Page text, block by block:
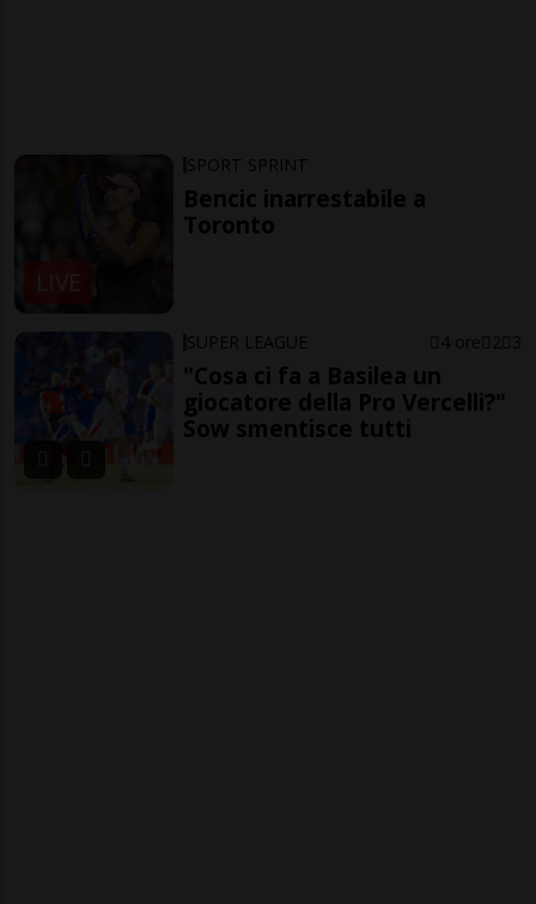
LIVE
SPORT SPRINT
Bencic inarrestabile a
Toronto
SUPER LEAGUE 4 ore 2 3
"Cosa ci fa a Basilea un
giocatore della Pro Vercelli?"
Sow smentisce tutti